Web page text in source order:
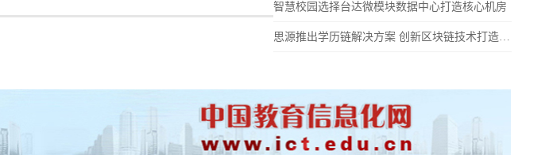
智慧校园选择台达微模块数据中心打造核心机房
思源推出学历链解决方案 创新区块链技术打造可信教育生态